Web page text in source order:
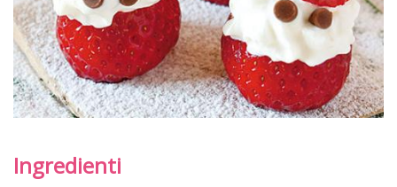
Ingredienti